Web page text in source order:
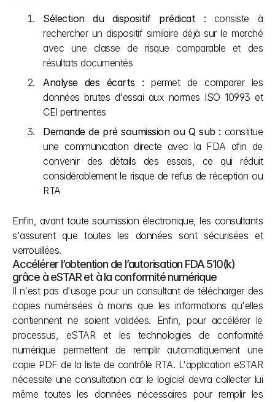
Sélection du dispositif prédicat : consiste à
rechercher un dispositif similaire déjà sur le marché
avec une classe de risque comparable et des
résultats documentés
Analyse des écarts : permet de comparer les
données brutes d'essai aux normes ISO 10993 et
CEI pertinentes
Demande de pré soumission ou Q sub : constitue
une communication directe avec la FDA afin de
convenir des détails des essais, ce qui réduit
considérablement le risque de refus de réception ou
RTA
Enfin, avant toute soumission électronique, les consultants
s'assurent que toutes les données sont sécurisées et
verrouillées.
Accélérer l’obtention de l’autorisation FDA 510(k)
grâce à eSTAR et à la conformité numérique
Il n'est pas d'usage pour un consultant de télécharger des
copies numérisées à moins que les informations qu'elles
contiennent ne soient validées. Enfin, pour accélérer le
processus, eSTAR et les technologies de conformité
numérique permettent de remplir automatiquement une
copie PDF de la liste de contrôle RTA. L'application eSTAR
nécessite une consultation car le logiciel devra collecter lui
même toutes les données nécessaires pour remplir les